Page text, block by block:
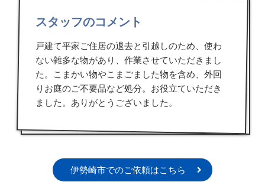
スタッフのコメント
戸建て平家ご住居の退去と引越しのため、使わ
ない雑多な物があり、作業させていただきまし
た。こまかい物やこまごました物を含め、外回
りお庭のご不要品など処分。お役立ていただき
ました。ありがとうございました。
伊勢崎市でのご依頼はこちら